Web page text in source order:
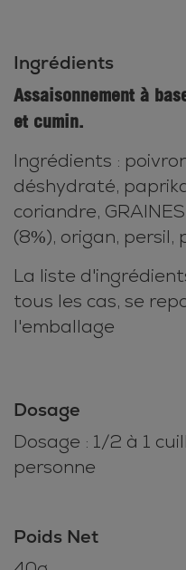
Ingrédients
Assaisonnement à
et cumin.
Ingrédients :
déshydraté,
coriandre,
(8%), origan, persil,
La liste
tous les cas, se
l'emballage
Dosage
Dosage : 1/2 à 1
personne
Poids Net